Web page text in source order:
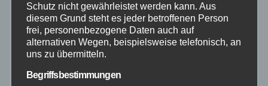
Hilfsorganisationen
Mayen-Koblenz
Schutz nicht gewährleistet werden kann. Aus
diesem Grund steht es jeder betroffenen Person
frei, personenbezogene Daten auch auf
alternativen Wegen, beispielsweise telefonisch, an
uns zu übermitteln.
Begriffsbestimmungen